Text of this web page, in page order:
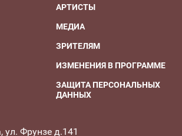
АРТИСТЫ
МЕДИА
ЗРИТЕЛЯМ
ИЗМЕНЕНИЯ В ПРОГРАММЕ
ЗАЩИТА ПЕРСОНАЛЬНЫХ
ДАННЫХ
ул. Фрунзе д.141